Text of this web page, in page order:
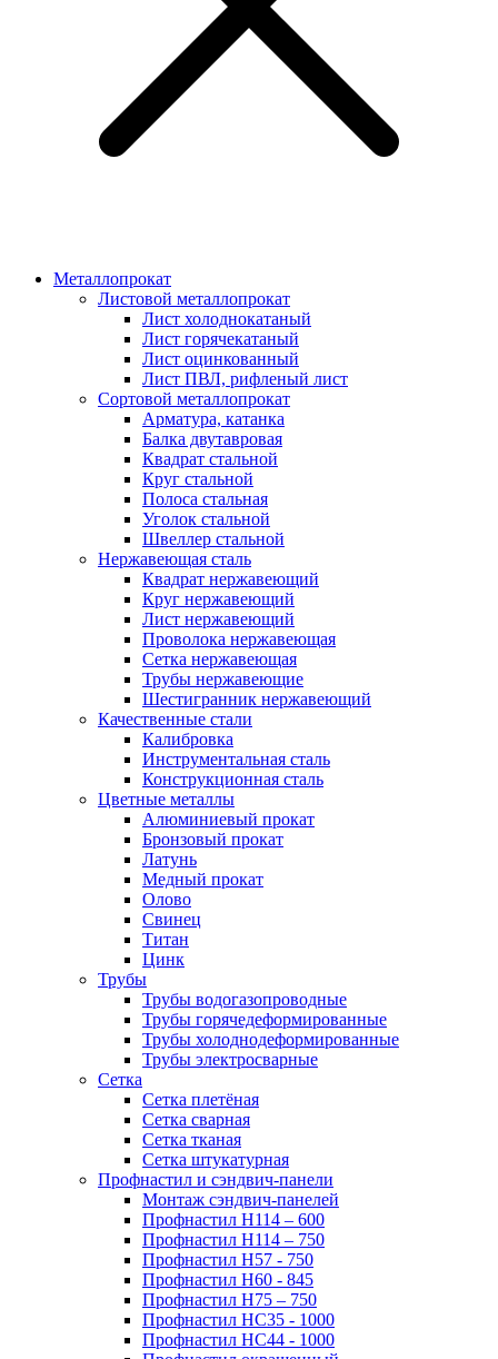
Металлопрокат
Листовой металлопрокат
Лист холоднокатаный
Лист горячекатаный
Лист оцинкованный
Лист ПВЛ, рифленый лист
Сортовой металлопрокат
Арматура, катанка
Балка двутавровая
Квадрат стальной
Круг стальной
Полоса стальная
Уголок стальной
Швеллер стальной
Нержавеющая сталь
Квадрат нержавеющий
Круг нержавеющий
Лист нержавеющий
Проволока нержавеющая
Сетка нержавеющая
Трубы нержавеющие
Шестигранник нержавеющий
Качественные стали
Калибровка
Инструментальная сталь
Конструкционная сталь
Цветные металлы
Алюминиевый прокат
Бронзовый прокат
Латунь
Медный прокат
Олово
Свинец
Титан
Цинк
Трубы
Трубы водогазопроводные
Трубы горячедеформированные
Трубы холоднодеформированные
Трубы электросварные
Сетка
Сетка плетёная
Сетка сварная
Сетка тканая
Сетка штукатурная
Профнастил и сэндвич-панели
Монтаж сэндвич-панелей
Профнастил Н114 – 600
Профнастил Н114 – 750
Профнастил Н57 - 750
Профнастил Н60 - 845
Профнастил Н75 – 750
Профнастил НС35 - 1000
Профнастил НС44 - 1000